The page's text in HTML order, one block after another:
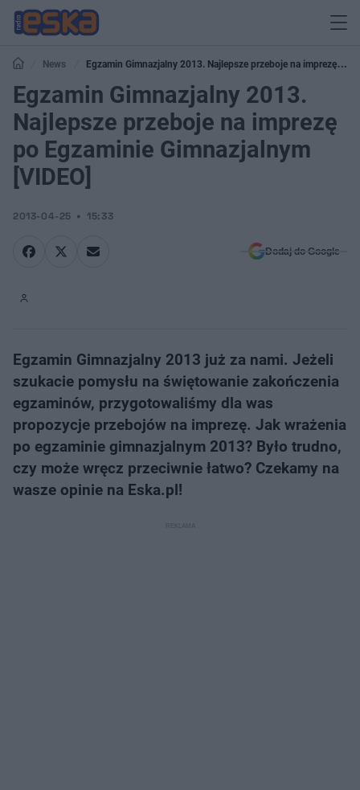
News
Egzamin Gimnazjalny 2013. Najlepsze przeboje na imprezę po
Egzaminie Gimnazjalnym [VIDEO]
Egzamin Gimnazjalny 2013.
Najlepsze przeboje na imprezę
po Egzaminie Gimnazjalnym
[VIDEO]
2013-04-25 15:33
Dodaj do Google
Egzamin Gimnazjalny 2013 już za nami. Jeżeli
szukacie pomysłu na świętowanie zakończenia
egzaminów, przygotowaliśmy dla was
propozycje przebojów na imprezę. Jak wrażenia
po egzaminie gimnazjalnym 2013? Było trudno,
czy może wręcz przeciwnie łatwo? Czekamy na
wasze opinie na Eska.pl!